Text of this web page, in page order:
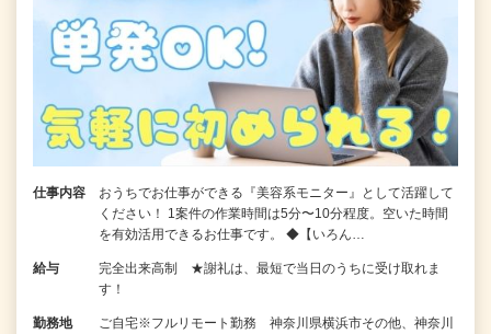
仕事内容
おうちでお仕事ができる『美容系モニター』として活躍して
ください！ 1案件の作業時間は5分〜10分程度。空いた時間
を有効活用できるお仕事です。 ◆【いろん…
給与
完全出来高制 ★謝礼は、最短で当日のうちに受け取れま
す！
勤務地
ご自宅※フルリモート勤務 神奈川県横浜市その他、神奈川